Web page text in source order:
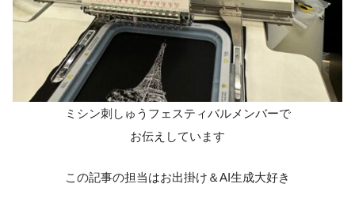
ミシン刺しゅうフェスティバルメンバーで
お伝えしています
この記事の担当はお出掛け＆AI生成大好き